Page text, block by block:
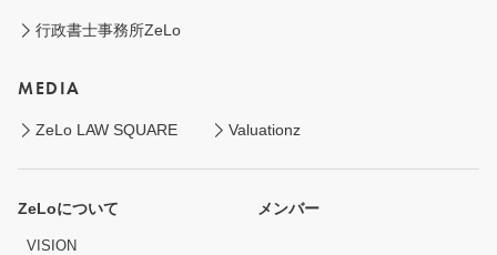
行政書士事務所ZeLo
MEDIA
ZeLo LAW SQUARE Valuationz
ZeLoについて
VISION
メンバー